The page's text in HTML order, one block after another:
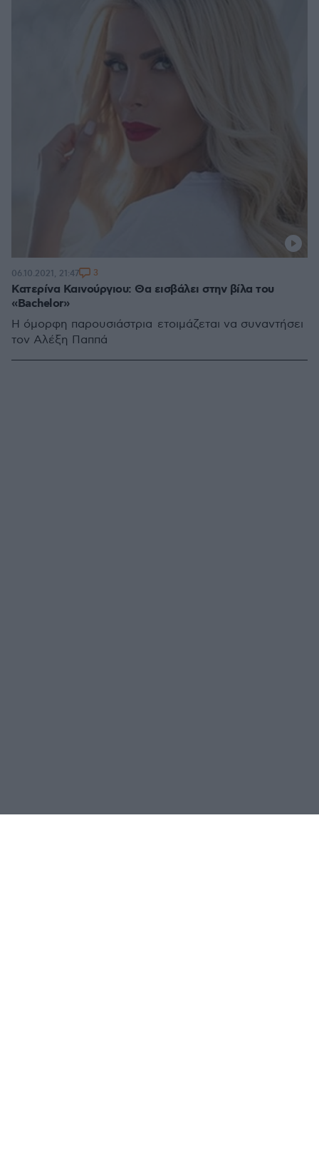
Κατερίνα Καινούργιου: Θα εισβάλει στην βίλα του
«Bachelor»
Η όμορφη παρουσιάστρια ετοιμάζεται να συναντήσει
τον Αλέξη Παππά
06.10.2021, 21:47 3